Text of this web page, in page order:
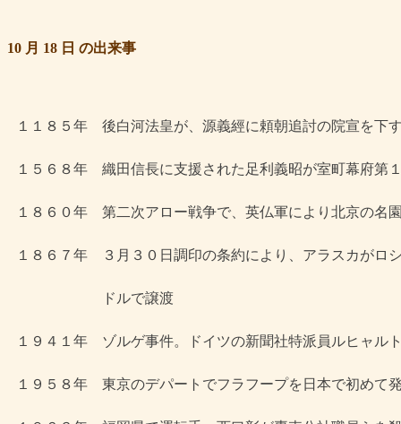
10 月 18 日 の出来事